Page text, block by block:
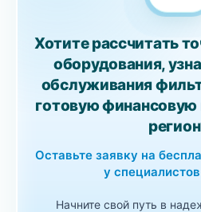
Хотите рассчитать
оборудования,
обслуживания
готовую
Оставьте заявку на
у
Начните свой путь в